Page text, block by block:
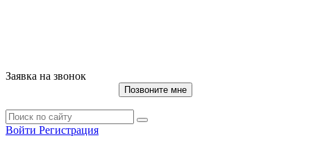
Заявка на звонок
Позвоните мне
Войти Регистрация